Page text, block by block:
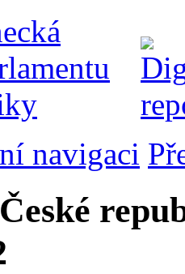
navigaci